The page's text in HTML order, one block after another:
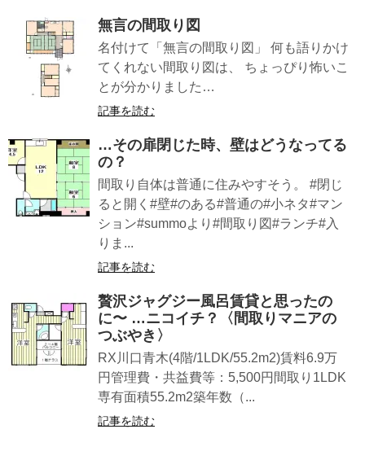
無言の間取り図
名付けて「無言の間取り図」 何も語りかけ
てくれない間取り図は、 ちょっぴり怖いこ
とが分かりました…
記事を読む
…その扉閉じた時、壁はどうなってる
の？
間取り自体は普通に住みやすそう。 #閉じ
ると開く#壁#のある#普通の#小ネタ#マン
ション#summoより#間取り図#ランチ#入
りま...
記事を読む
贅沢ジャグジー風呂賃貸︎と思ったの
に〜 …ニコイチ？〈間取りマニアの
つぶやき〉
RX川口青木(4階/1LDK/55.2m2)賃料6.9万
円管理費・共益費等：5,500円間取り1LDK
専有面積55.2m2築年数（...
記事を読む